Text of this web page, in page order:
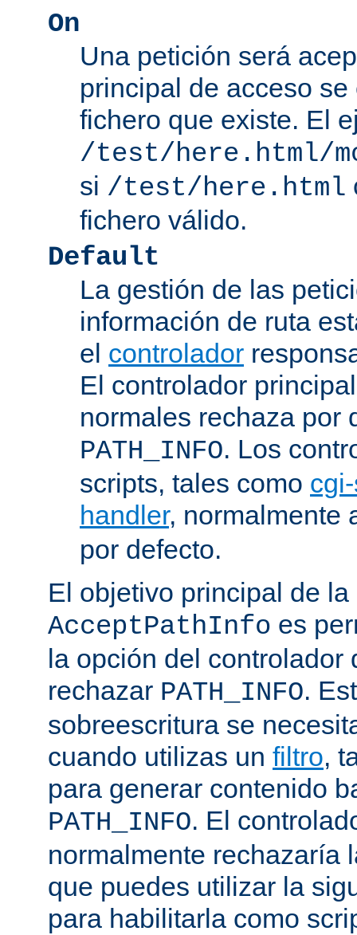
On
Una petición será
principal de acceso
fichero que existe. El
/test/here.html/
si /test/here.html
fichero válido.
Default
La gestión de las
información de ruta
el controlador
El controlador
normales rechaza por
PATH_INFO. Los
scripts, tales como
handler, normalmente
por defecto.
El objetivo principal de la
AcceptPathInfo es
la opción del controlador
rechazar PATH_INFO.
sobreescritura se
cuando utilizas un filtro,
para generar contenido
PATH_INFO. El
normalmente rechazaría
que puedes utilizar la
para habilitarla como